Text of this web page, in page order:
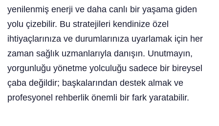
yenilenmiş enerji ve daha canlı bir yaşama giden
yolu çizebilir. Bu stratejileri kendinize özel
ihtiyaçlarınıza ve durumlarınıza uyarlamak için her
zaman sağlık uzmanlarıyla danışın. Unutmayın,
yorgunluğu yönetme yolculuğu sadece bir bireysel
çaba değildir; başkalarından destek almak ve
profesyonel rehberlik önemli bir fark yaratabilir.